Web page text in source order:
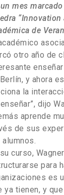
mes
de
otro año de
y ahora
la
dijo
aprende
de sus
curso,
para
es
ya tienen, y